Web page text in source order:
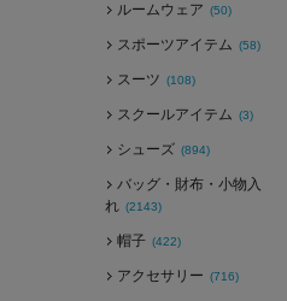
ルームウェア (50)
スポーツアイテム (58)
スーツ (108)
スクールアイテム (3)
シューズ (894)
バッグ・財布・小物入
れ (2143)
帽子 (422)
アクセサリー (716)